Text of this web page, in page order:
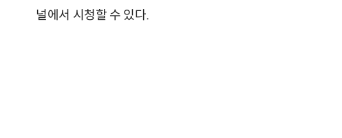
널에서 시청할 수 있다.